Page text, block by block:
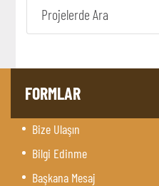
Projelerde Ara
FORMLAR
Bize Ulaşın
Bilgi Edinme
Başkana Mesaj